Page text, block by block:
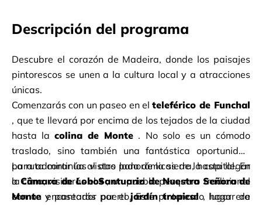
Descripción del programa
Descubre el corazón de Madeira, donde los paisajes
pintorescos se unen a la cultura local y a atracciones
únicas.
Comenzarás con un paseo en el teleférico de Funchal
, que te llevará por encima de los tejados de la ciudad
hasta la colina de Monte . No solo es un cómodo
traslado, sino también una fantástica oportunidad
para admirar las vistas panorámicas de la capital. En
la cima, visitarás el Santuario de Nuestra Señora de
Monte y pasearás por el jardín tropical , hogar de
La ruta continúa al otro lado de la sierra, hasta llegar
a Câmara de Lobos , un pueblo pesquero tradicional
con un encantador puerto. Este pintoresco lugar era